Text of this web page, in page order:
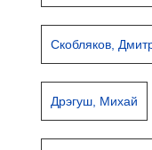
Скобляков,
Дрэгуш, Михай